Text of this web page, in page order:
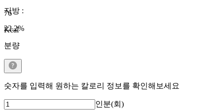
76
Kcal
지방 :
22.2%
분량
숫자를 입력해 원하는 칼로리 정보를 확인해보세요
인분(회)